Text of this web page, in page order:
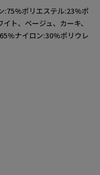
R（ナイロン/レーヨン）
よりなめらかな生地感を
ることがありますのであ
味が違って見える場合が
:75%ポリエステル:23%ポ
ト、ベージュ、カーキ、
ナイロン:30%ポリウレ